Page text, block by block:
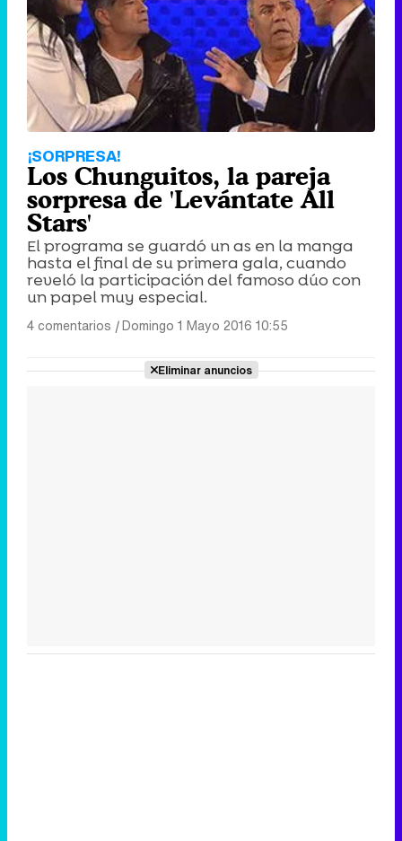
¡SORPRESA!
Los Chunguitos, la pareja
sorpresa de 'Levántate All
Stars'
El programa se guardó un as en la manga
hasta el final de su primera gala, cuando
reveló la participación del famoso dúo con
un papel muy especial.
4 comentarios |Domingo 1 Mayo 2016 10:55
Eliminar anuncios